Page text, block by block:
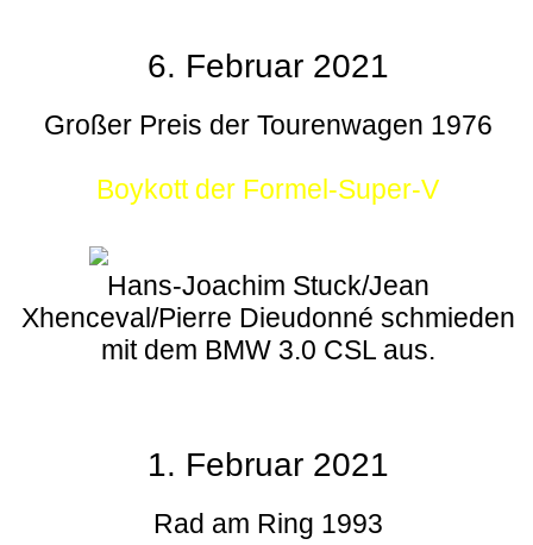
6. Februar 2021
Großer Preis der Tourenwagen 1976
Boykott der Formel-Super-V
Hans-Joachim Stuck/Jean
Xhenceval/Pierre Dieudonné schmieden
mit dem BMW 3.0 CSL aus.
1. Februar 2021
Rad am Ring 1993